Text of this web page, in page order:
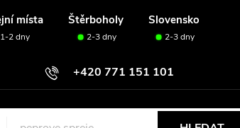
místa Štěrboholy Slovensko
1-2 dny 2-3 dny 2-3 dny
+420 771 151 101